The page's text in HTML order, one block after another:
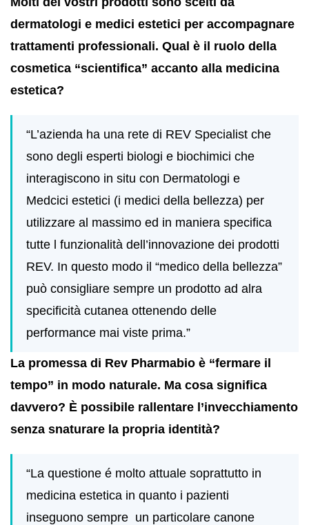
dermatologi e medici estetici per accompagnare
trattamenti professionali. Qual è il ruolo della
cosmetica “scientifica” accanto alla medicina
estetica?
“L’azienda ha una rete di REV Specialist che
sono degli esperti biologi e biochimici che
interagiscono in situ con Dermatologi e
Medcici estetici (i medici della bellezza) per
utilizzare al massimo ed in maniera specifica
tutte l funzionalità dell’innovazione dei prodotti
REV. In questo modo il “medico della bellezza”
può consigliare sempre un prodotto ad alra
specificità cutanea ottenendo delle
performance mai viste prima.”
La promessa di Rev Pharmabio è “fermare il
tempo” in modo naturale. Ma cosa significa
davvero? È possibile rallentare l’invecchiamento
senza snaturare la propria identità?
“La questione é molto attuale soprattutto in
medicina estetica in quanto i pazienti
inseguono sempre un particolare canone